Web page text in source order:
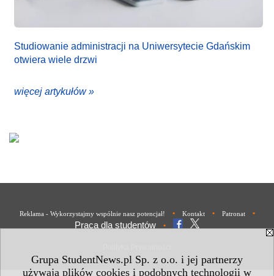
Grupa StudentNews.pl Sp. z o.o. i jej partnerzy
używają plików cookies i podobnych technologii w
Studiowanie administracji na Uniwersytecie Gdańskim
otwiera wiele drzwi
więcej artykułów »
Reklama - Wykorzystajmy wspólnie nasz potencjał! • Kontakt • Patronat •
Praca dla studentów •